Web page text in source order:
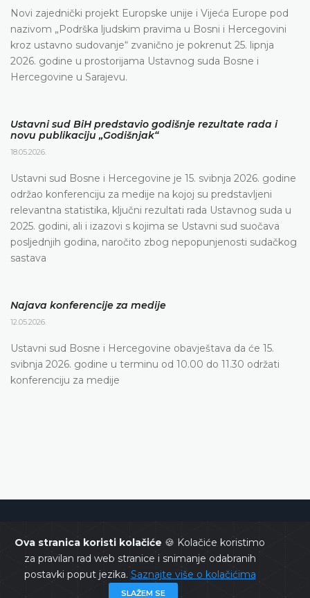
Ova stranica koristi kolačiće 🍪 Kolačiće koristimo
za pravilan rad web stranice i snimanje odabranih
postavki poput jezika. Saznajte više o kolačićima
SLAŽEM SE
Novi zajednički projekt Europske unije i Vijeća Europe pod
nazivom „Podrška ljudskim pravima u Bosni i Hercegovini
kroz ustavno sudovanje“ zvanično je pokrenut 25. lipnja
2026. godine u prostorijama Ustavnog suda Bosne i
Hercegovine u Sarajevu.
Ustavni sud BiH predstavio godišnje rezultate rada i
novu publikaciju „Godišnjak“
18.05.2026.
Ustavni sud Bosne i Hercegovine je 15. svibnja 2026. godine
održao konferenciju za medije na kojoj su predstavljeni
relevantna statistika, ključni rezultati rada Ustavnog suda u
2025. godini, ali i izazovi s kojima se Ustavni sud suočava
posljednjih godina, naročito zbog nepopunjenosti sudačkog
sastava
Najava konferencije za medije
12.05.2026.
Ustavni sud Bosne i Hercegovine obavještava da će 15.
svibnja 2026. godine u terminu od 10.00 do 11.30 održati
konferenciju za medije